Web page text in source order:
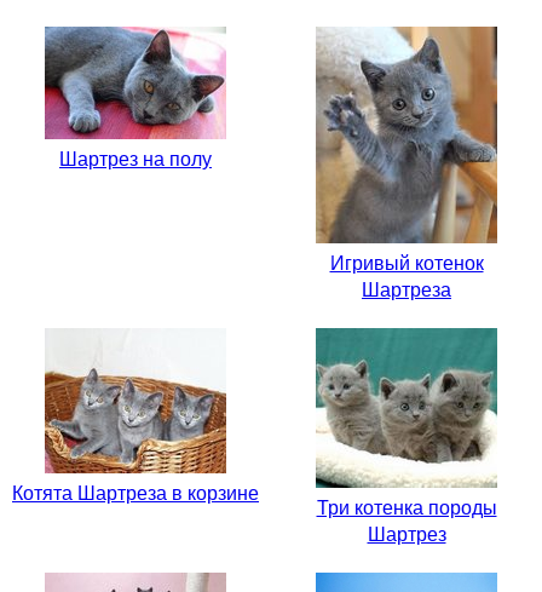
Шартрез на полу
Игривый котенок
Шартреза
Котята Шартреза в корзине
Три котенка породы
Шартрез